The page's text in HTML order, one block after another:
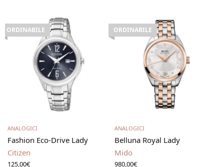
ORDINABILE
ANALOGICI
Fashion Eco-Drive Lady
Citizen
125,00€
ORDINABILE
ANALOGICI
Belluna Royal Lady
Mido
980,00€